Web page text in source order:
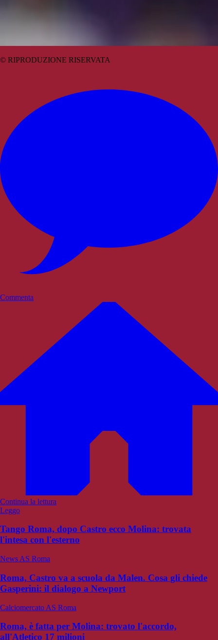
© RIPRODUZIONE RISERVATA
Commenta
Continua la lettura
Leggo
Tango Roma, dopo Castro ecco Molina: trovata
l'intesa con l'esterno
News AS Roma
Roma, Castro va a scuola da Malen. Cosa gli chiede
Gasperini: il dialogo a Newport
Calciomercato AS Roma
Roma, è fatta per Molina: trovato l'accordo,
all'Atletico 17 milioni